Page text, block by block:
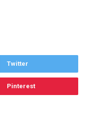
Twitter
Pinterest